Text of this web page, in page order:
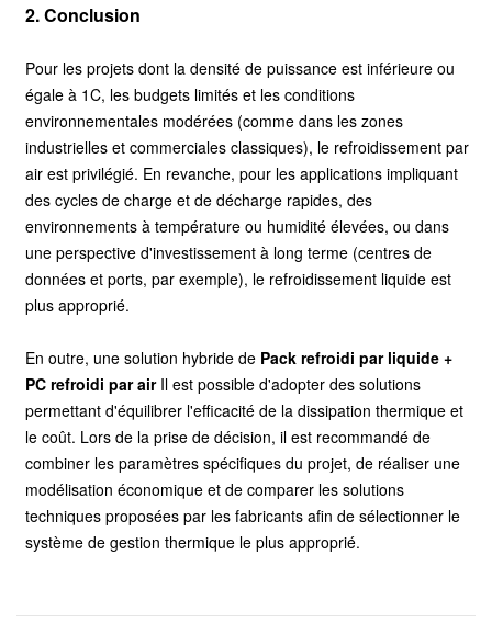
2. Conclusion
Pour les projets dont la densité de puissance est inférieure ou
égale à 1C, les budgets limités et les conditions
environnementales modérées (comme dans les zones
industrielles et commerciales classiques), le refroidissement par
air est privilégié. En revanche, pour les applications impliquant
des cycles de charge et de décharge rapides, des
environnements à température ou humidité élevées, ou dans
une perspective d'investissement à long terme (centres de
données et ports, par exemple), le refroidissement liquide est
plus approprié.
En outre, une solution hybride de Pack refroidi par liquide +
PC refroidi par airIl est possible d'adopter des solutions
permettant d'équilibrer l'efficacité de la dissipation thermique et
le coût. Lors de la prise de décision, il est recommandé de
combiner les paramètres spécifiques du projet, de réaliser une
modélisation économique et de comparer les solutions
techniques proposées par les fabricants afin de sélectionner le
système de gestion thermique le plus approprié.